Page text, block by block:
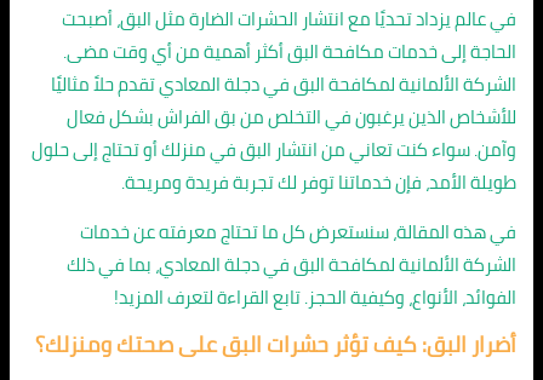
في عالم يزداد تحديًا مع انتشار الحشرات الضارة مثل البق، أصبحت
الحاجة إلى خدمات مكافحة البق أكثر أهمية من أي وقت مضى.
الشركة الألمانية لمكافحة البق في دجلة المعادي تقدم حلاً مثاليًا
للأشخاص الذين يرغبون في التخلص من بق الفراش بشكل فعال
وآمن. سواء كنت تعاني من انتشار البق في منزلك أو تحتاج إلى حلول
طويلة الأمد، فإن خدماتنا توفر لك تجربة فريدة ومريحة.
في هذه المقالة، سنستعرض كل ما تحتاج معرفته عن خدمات
الشركة الألمانية لمكافحة البق في دجلة المعادي، بما في ذلك
الفوائد، الأنواع، وكيفية الحجز. تابع القراءة لتعرف المزيد!
أضرار البق: كيف تؤثر حشرات البق على صحتك ومنزلك؟